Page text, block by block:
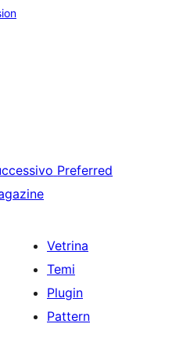
Preferred
Vetrina
Temi
Plugin
Pattern